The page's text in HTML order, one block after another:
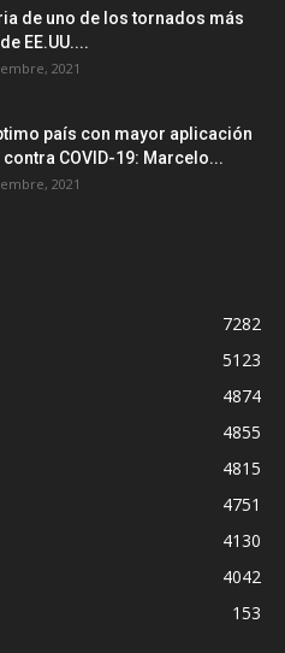
de uno de los tornados más
EE.UU....
2021
país con mayor aplicación
COVID-19: Marcelo...
2021
7282
5123
4874
4855
4815
4751
4130
4042
153